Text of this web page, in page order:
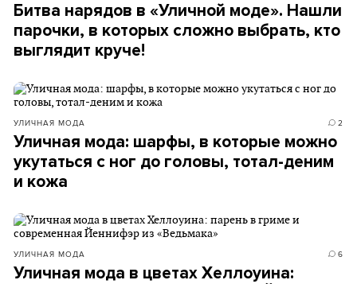
Битва нарядов в «Уличной моде». Нашли
парочки, в которых сложно выбрать, кто
выглядит круче!
УЛИЧНАЯ МОДА 2
Уличная мода: шарфы, в которые можно
укутаться с ног до головы, тотал-деним
и кожа
УЛИЧНАЯ МОДА 6
Уличная мода в цветах Хеллоуина: